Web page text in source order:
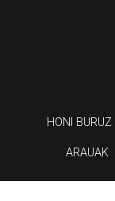
HONI BURUZ
ARAUAK